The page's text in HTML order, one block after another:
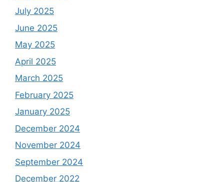
July 2025
June 2025
May 2025
April 2025
March 2025
February 2025
January 2025
December 2024
November 2024
September 2024
December 2022